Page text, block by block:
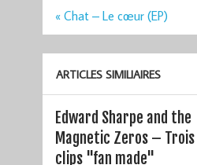
Navigation
« Chat – Le cœur (EP)
ARTICLES SIMILIAIRES
Edward Sharpe and the
Magnetic Zeros – Trois
clips "fan made"